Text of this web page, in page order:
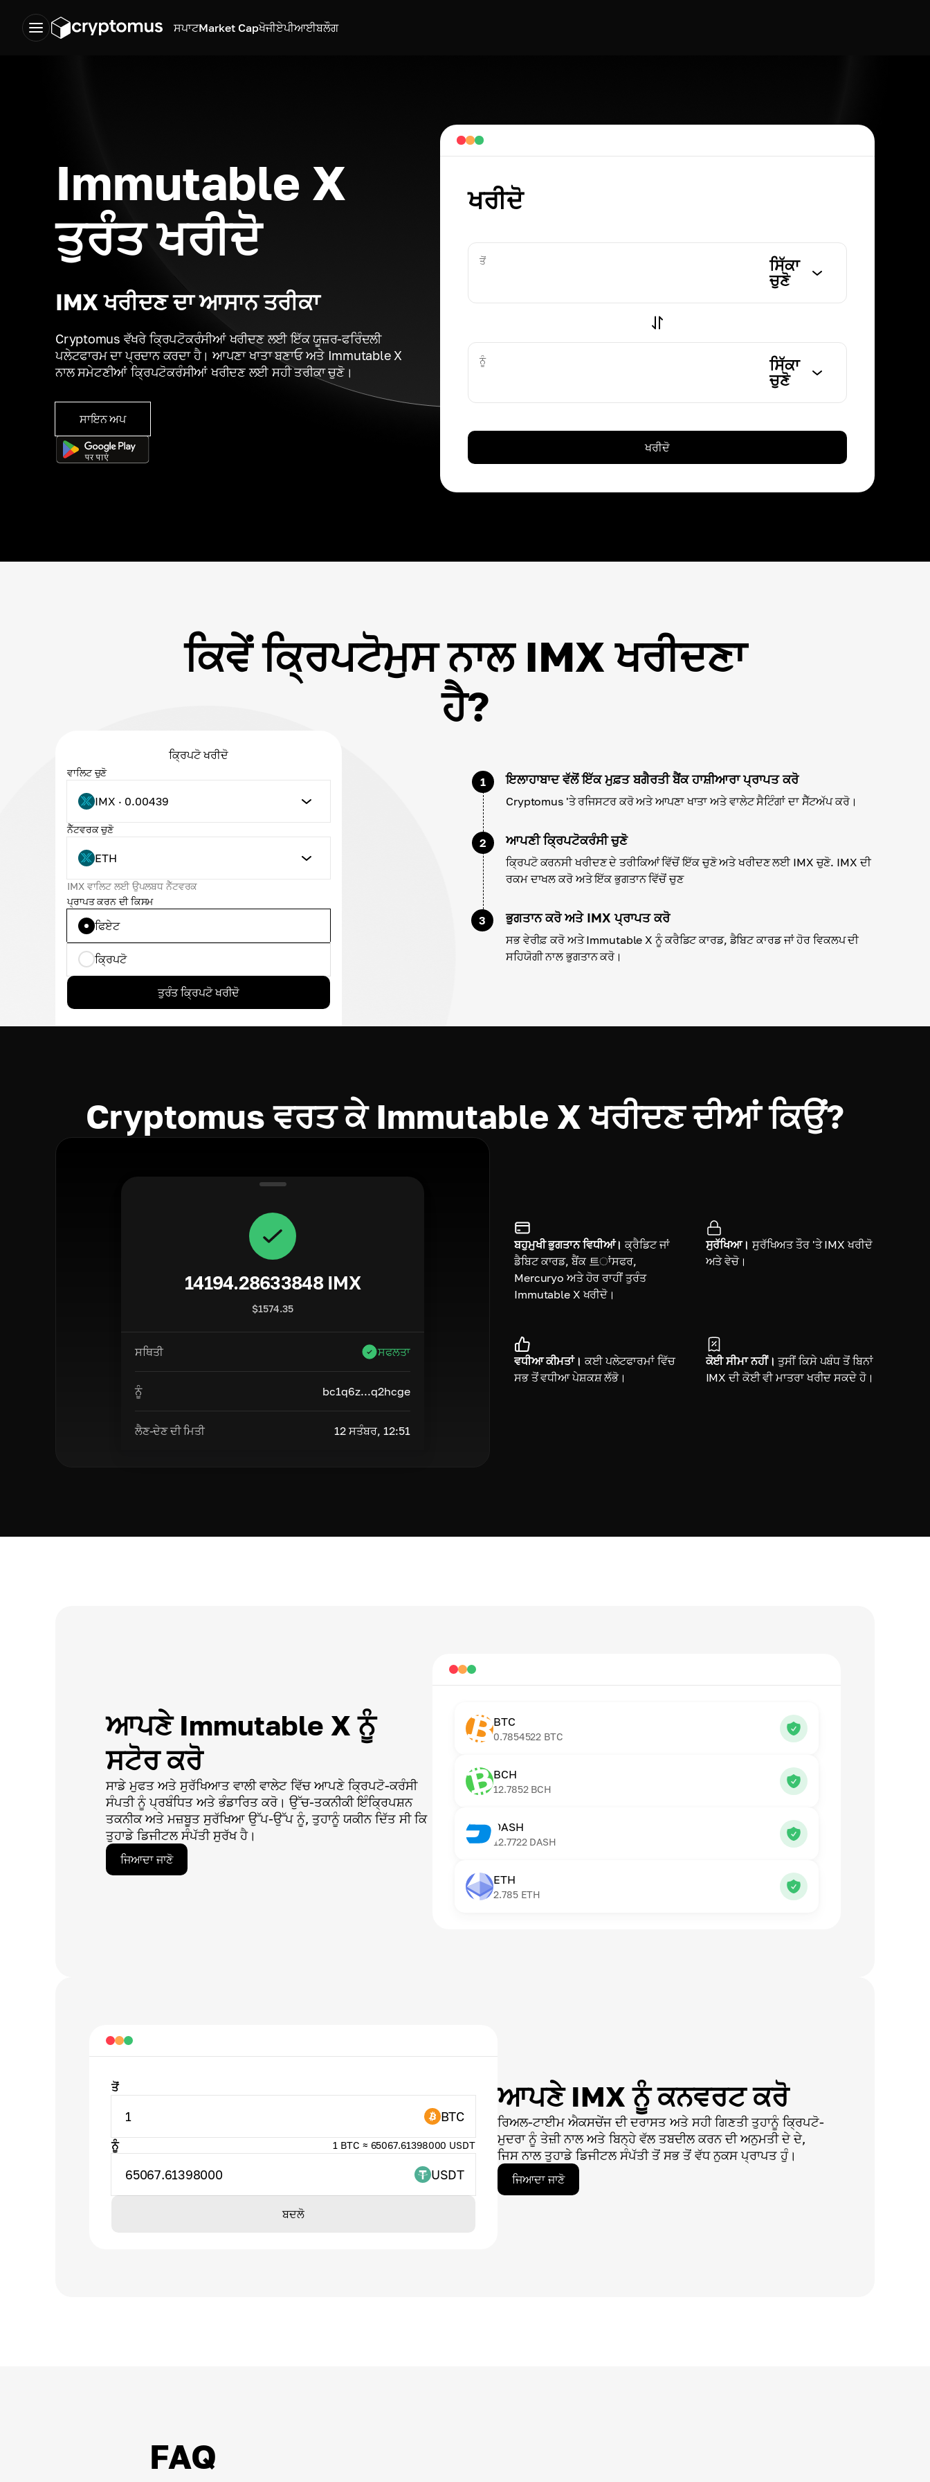
ਸਪਾਟMarket Capਖੋਜੀਏਪੀਆਈਬਲੌਗ
Immutable X
ਤੁਰੰਤ ਖਰੀਦੋ
IMX ਖਰੀਦਣ ਦਾ ਆਸਾਨ ਤਰੀਕਾ
Cryptomus ਵੱਖਰੇ ਕ੍ਰਿਪਟੋਕਰੰਸੀਆਂ ਖਰੀਦਣ ਲਈ ਇੱਕ ਯੂਜ਼ਰ-ਫਰਿੰਦਲੀ
ਪਲੇਟਫਾਰਮ ਦਾ ਪ੍ਰਦਾਨ ਕਰਦਾ ਹੈ। ਆਪਣਾ ਖਾਤਾ ਬਣਾਓ ਅਤੇ Immutable X
ਨਾਲ ਸਮੇਟਣੀਆਂ ਕ੍ਰਿਪਟੋਕਰੰਸੀਆਂ ਖਰੀਦਣ ਲਈ ਸਹੀ ਤਰੀਕਾ ਚੁਣੋ।
ਸਾਇਨ ਅਪ
ਖਰੀਦੋ
ਤੋਂ
ਸਿੱਕਾ
ਚੁਣੋ
ਨੂੰ
ਸਿੱਕਾ
ਚੁਣੋ
ਖਰੀਦੋ
ਕਿਵੇਂ ਕ੍ਰਿਪਟੋਮੁਸ ਨਾਲ IMX ਖਰੀਦਣਾ
ਹੈ?
ਕ੍ਰਿਪਟੋ ਖਰੀਦੋ
ਵਾਲਿਟ ਚੁਣੋ
IMX · 0.00439
ਨੈੱਟਵਰਕ ਚੁਣੋ
ETH
IMX ਵਾਲਿਟ ਲਈ ਉਪਲਬਧ ਨੈੱਟਵਰਕ
ਪ੍ਰਾਪਤ ਕਰਨ ਦੀ ਕਿਸਮ
ਫਿਏਟ
ਕ੍ਰਿਪਟੋ
ਤੁਰੰਤ ਕ੍ਰਿਪਟੋ ਖਰੀਦੋ
1 ਇਲਾਹਾਬਾਦ ਵੱਲੋਂ ਇੱਕ ਮੁਫ਼ਤ ਬਗੈਰਤੀ ਬੈਂਕ ਹਾਸ਼ੀਆਰਾ ਪ੍ਰਾਪਤ ਕਰੋ
Cryptomus 'ਤੇ ਰਜਿਸਟਰ ਕਰੋ ਅਤੇ ਆਪਣਾ ਖਾਤਾ ਅਤੇ ਵਾਲੇਟ ਸੈਟਿੰਗਾਂ ਦਾ ਸੈੱਟਅੱਪ ਕਰੋ।
2 ਆਪਣੀ ਕ੍ਰਿਪਟੋਕਰੰਸੀ ਚੁਣੋ
ਕ੍ਰਿਪਟੋ ਕਰਨਸੀ ਖਰੀਦਣ ਦੇ ਤਰੀਕਿਆਂ ਵਿੱਚੋਂ ਇੱਕ ਚੁਣੋ ਅਤੇ ਖਰੀਦਣ ਲਈ IMX ਚੁਣੋ. IMX ਦੀ
ਰਕਮ ਦਾਖਲ ਕਰੋ ਅਤੇ ਇੱਕ ਭੁਗਤਾਨ ਵਿੱਚੋਂ ਚੁਣ
3 ਭੁਗਤਾਨ ਕਰੋ ਅਤੇ IMX ਪ੍ਰਾਪਤ ਕਰੋ
ਸਭ ਵੇਰੀਫ਼ ਕਰੋ ਅਤੇ Immutable X ਨੂੰ ਕਰੈਡਿਟ ਕਾਰਡ, ਡੈਬਿਟ ਕਾਰਡ ਜਾਂ ਹੋਰ ਵਿਕਲਪ ਦੀ
ਸਹਿਯੋਗੀ ਨਾਲ ਭੁਗਤਾਨ ਕਰੋ।
Cryptomus ਵਰਤ ਕੇ Immutable X ਖਰੀਦਣ ਦੀਆਂ ਕਿਉਂ?
14194.28633848 IMX
$1574.35
ਸਥਿਤੀ ਸਫਲਤਾ
ਨੂੰ bc1q6z...q2hcge
ਲੈਣ-ਦੇਣ ਦੀ ਮਿਤੀ 12 ਸਤੰਬਰ, 12:51
ਬਹੁਮੁਖੀ ਭੁਗਤਾਨ ਵਿਧੀਆਂ। ਕ੍ਰੈਡਿਟ ਜਾਂ
ਡੈਬਿਟ ਕਾਰਡ, ਬੈਂਕ 트ਾਂਸਫਰ,
Mercuryo ਅਤੇ ਹੋਰ ਰਾਹੀਂ ਤੁਰੰਤ
Immutable X ਖਰੀਦੋ।
ਸੁਰੱਖਿਆ। ਸੁਰੱਖਿਅਤ ਤੌਰ 'ਤੇ IMX ਖਰੀਦੋ
ਅਤੇ ਵੇਚੋ।
ਵਧੀਆ ਕੀਮਤਾਂ। ਕਈ ਪਲੇਟਫਾਰਮਾਂ ਵਿੱਚ
ਸਭ ਤੋਂ ਵਧੀਆ ਪੇਸ਼ਕਸ਼ ਲੱਭੋ।
ਕੋਈ ਸੀਮਾ ਨਹੀਂ। ਤੁਸੀਂ ਕਿਸੇ ਪਬੰਧ ਤੋਂ ਬਿਨਾਂ
IMX ਦੀ ਕੋਈ ਵੀ ਮਾਤਰਾ ਖਰੀਦ ਸਕਦੇ ਹੋ।
ਆਪਣੇ Immutable X ਨੂੰ
ਸਟੋਰ ਕਰੋ
ਸਾਡੇ ਮੁਫਤ ਅਤੇ ਸੁਰੱਖਿਆਤ ਵਾਲੀ ਵਾਲੇਟ ਵਿੱਚ ਆਪਣੇ ਕ੍ਰਿਪਟੋ-ਕਰੰਸੀ
ਸੰਪਤੀ ਨੂੰ ਪ੍ਰਬੰਧਿਤ ਅਤੇ ਭੰਡਾਰਿਤ ਕਰੋ। ਉੱਚ-ਤਕਨੀਕੀ ਇੰਕ੍ਰਿਪਸ਼ਨ
ਤਕਨੀਕ ਅਤੇ ਮਜ਼ਬੂਤ ਸੁਰੱਖਿਆ ਉੱਪ-ਉੱਪ ਨੂੰ, ਤੁਹਾਨੂੰ ਯਕੀਨ ਦਿੱਤ ਸੀ ਕਿ
ਤੁਹਾਡੇ ਡਿਜੀਟਲ ਸੰਪੱਤੀ ਸੁਰੱਖ ਹੈ।
ਜਿਆਦਾ ਜਾਣੋ
BTC
0.7854522 BTC
BCH
12.7852 BCH
DASH
12.7722 DASH
ETH
2.785 ETH
ਆਪਣੇ IMX ਨੂੰ ਕਨਵਰਟ ਕਰੋ
ਰਿਅਲ-ਟਾਈਮ ਐਕਸਚੇਂਜ ਦੀ ਦਰਾਸਤ ਅਤੇ ਸਹੀ ਗਿਣਤੀ ਤੁਹਾਨੂੰ ਕ੍ਰਿਪਟੋ-
ਮੁਦਰਾ ਨੂੰ ਤੇਜ਼ੀ ਨਾਲ ਅਤੇ ਬਿਨ੍ਹੇ ਵੱਲ ਤਬਦੀਲ ਕਰਨ ਦੀ ਅਨੁਮਤੀ ਦੇ ਦੇ,
ਜਿਸ ਨਾਲ ਤੁਹਾਡੇ ਡਿਜੀਟਲ ਸੰਪੱਤੀ ਤੋਂ ਸਭ ਤੋਂ ਵੱਧ ਨੁਕਸ ਪ੍ਰਾਪਤ ਹੁੰ।
ਜਿਆਦਾ ਜਾਣੋ
ਤੋਂ
1 BTC
ਨੂੰ 1 BTC ≈ 65067.61398000 USDT
65067.61398000 USDT
ਬਦਲੋ
FAQ